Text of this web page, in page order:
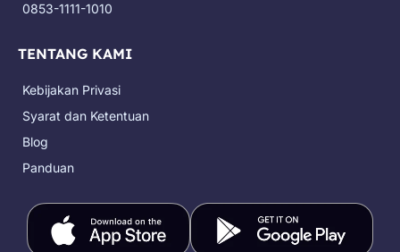
0853-1111-1010
TENTANG KAMI
Kebijakan Privasi
Syarat dan Ketentuan
Blog
Panduan